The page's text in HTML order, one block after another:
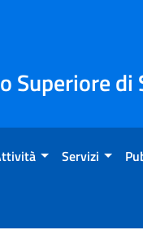
Superiore di
Servizi